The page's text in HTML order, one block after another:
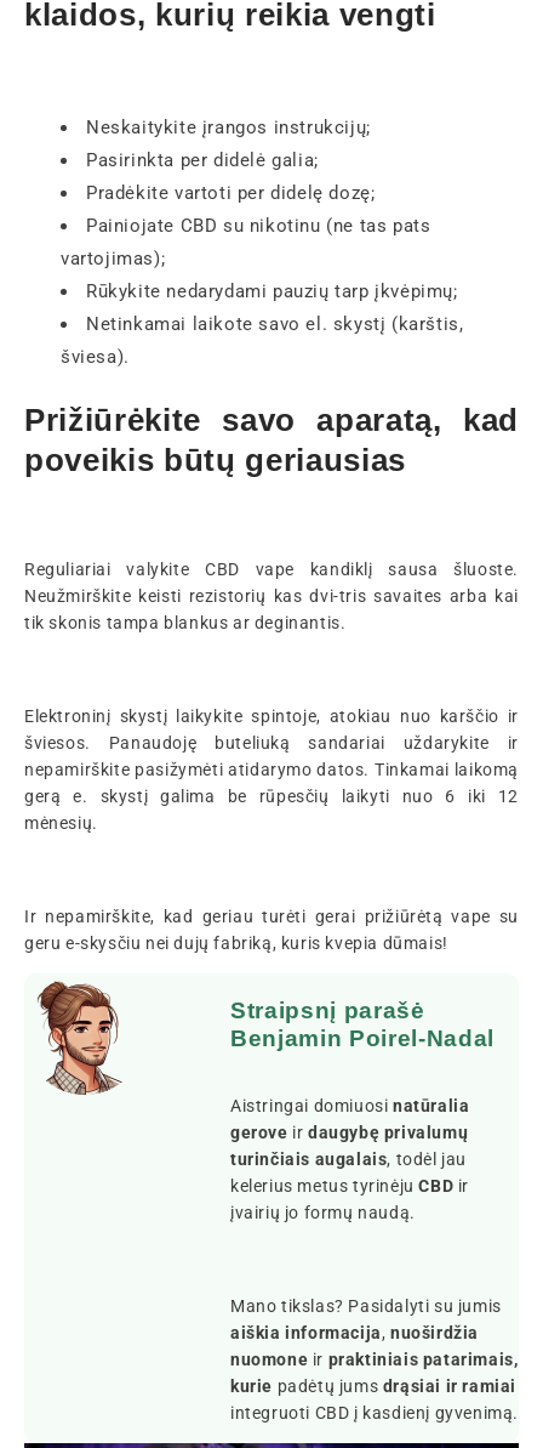
klaidos, kurių reikia vengti
Neskaitykite įrangos instrukcijų;
Pasirinkta per didelė galia;
Pradėkite vartoti per didelę dozę;
Painiojate CBD su nikotinu (ne tas pats
vartojimas);
Rūkykite nedarydami pauzių tarp įkvėpimų;
Netinkamai laikote savo el. skystį (karštis,
šviesa).
Prižiūrėkite savo aparatą, kad
poveikis būtų geriausias
Reguliariai valykite CBD vape kandiklį sausa šluoste.
Neužmirškite keisti rezistorių kas dvi-tris savaites arba kai
tik skonis tampa blankus ar deginantis.
Elektroninį skystį laikykite spintoje, atokiau nuo karščio ir
šviesos. Panaudoję buteliuką sandariai uždarykite ir
nepamirškite pasižymėti atidarymo datos. Tinkamai laikomą
gerą e. skystį galima be rūpesčių laikyti nuo 6 iki 12
mėnesių.
Ir nepamirškite, kad geriau turėti gerai prižiūrėtą vape su
geru e-skysčiu nei dujų fabriką, kuris kvepia dūmais!
Straipsnį parašė
Benjamin Poirel-Nadal
Aistringai domiuosi natūralia
gerove irdaugybę privalumų
turinčiais augalais, todėl jau
kelerius metus tyrinėjuCBD ir
įvairių jo formų naudą.
Mano tikslas? Pasidalyti su jumis
aiškia informacija,nuoširdžia
nuomone ir praktiniais patarimais,
kurie padėtų jums drąsiai ir ramiai
integruoti CBD į kasdienį gyvenimą.